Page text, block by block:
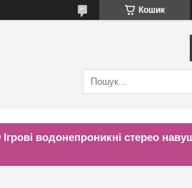
Кошик
Ігрові водонепроникні стерео